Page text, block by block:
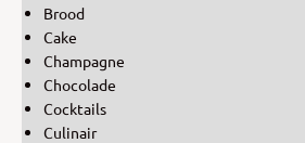
Brood
Cake
Champagne
Chocolade
Cocktails
Culinair